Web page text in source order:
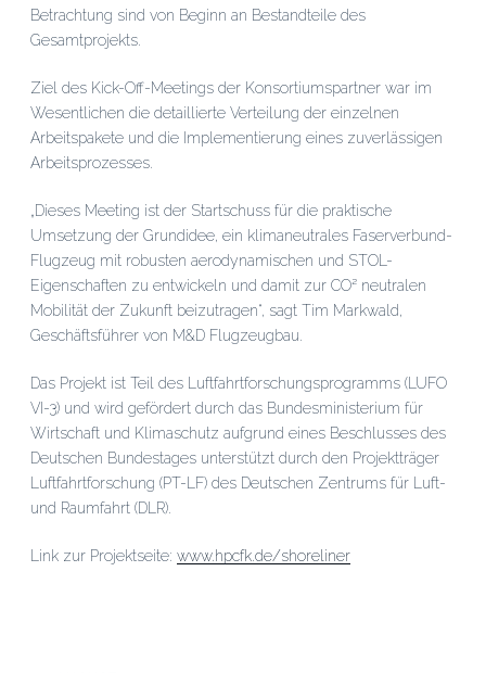
Betrachtung sind von Beginn an Bestandteile des
Gesamtprojekts.
Ziel des Kick-Off-Meetings der Konsortiumspartner war im
Wesentlichen die detaillierte Verteilung der einzelnen
Arbeitspakete und die Implementierung eines zuverlässigen
Arbeitsprozesses.
„Dieses Meeting ist der Startschuss für die praktische
Umsetzung der Grundidee, ein klimaneutrales Faserverbund-
Flugzeug mit robusten aerodynamischen und STOL-
Eigenschaften zu entwickeln und damit zur CO² neutralen
Mobilität der Zukunft beizutragen“, sagt Tim Markwald,
Geschäftsführer von M&D Flugzeugbau.
Das Projekt ist Teil des Luftfahrtforschungsprogramms (LUFO
VI-3) und wird gefördert durch das Bundesministerium für
Wirtschaft und Klimaschutz aufgrund eines Beschlusses des
Deutschen Bundestages unterstützt durch den Projektträger
Luftfahrtforschung (PT-LF) des Deutschen Zentrums für Luft-
und Raumfahrt (DLR).
Link zur Projektseite: www.hpcfk.de/shoreliner